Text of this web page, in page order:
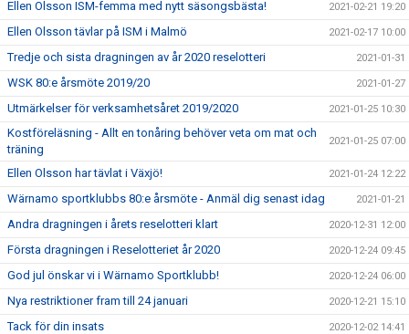
Ellen Olsson ISM-femma med nytt säsongsbästa! 2021-02-21 19:20
Ellen Olsson tävlar på ISM i Malmö 2021-02-17 10:00
Tredje och sista dragningen av år 2020 reselotteri 2021-01-31
WSK 80:e årsmöte 2019/20 2021-01-27
Utmärkelser för verksamhetsåret 2019/2020 2021-01-25 10:30
Kostföreläsning - Allt en tonåring behöver veta om mat och
träning
2021-01-25 07:00
Ellen Olsson har tävlat i Växjö! 2021-01-24 12:22
Wärnamo sportklubbs 80:e årsmöte - Anmäl dig senast idag 2021-01-21
Andra dragningen i årets reselotteri klart 2020-12-31 12:00
Första dragningen i Reselotteriet år 2020 2020-12-24 09:45
God jul önskar vi i Wärnamo Sportklubb! 2020-12-24 06:00
Nya restriktioner fram till 24 januari 2020-12-21 15:10
Tack för din insats 2020-12-02 14:41